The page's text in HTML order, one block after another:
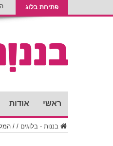
פתיחת בלוג
ראשי אודות
בננות - בלוגים /
/